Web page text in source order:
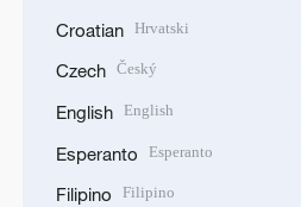
Croatian Hrvatski
Czech Český
English English
Esperanto Esperanto
Filipino Filipino